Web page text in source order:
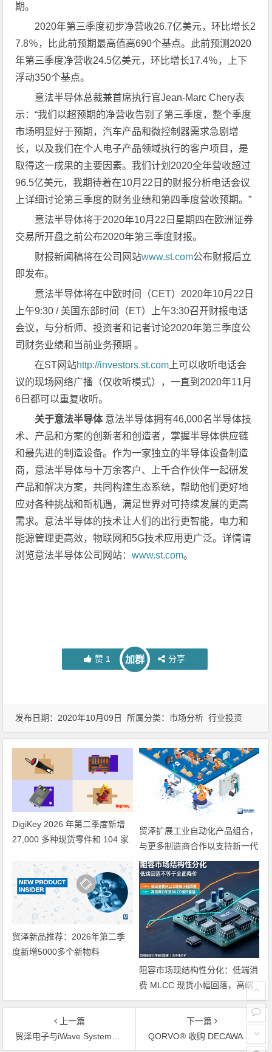
期。
2020年第三季度初步净营收26.7亿美元，环比增长2
7.8％，比此前预期最高值高690个基点。此前预测2020
年第三季度净营收24.5亿美元，环比增长17.4％，上下
浮动350个基点。
意法半导体总裁兼首席执行官Jean-Marc Chery表
示：“我们以超预期的净营收告别了第三季度，整个季度
市场明显好于预期，汽车产品和微控制器需求急剧增
长，以及我们在个人电子产品领域执行的客户项目，是
取得这一成果的主要因素。我们计划2020全年营收超过
96.5亿美元，我期待着在10月22日的财报分析电话会议
上详细讨论第三季度的财务业绩和第四季度营收预期。”
意法半导体将于2020年10月22日星期四在欧洲证券
交易所开盘之前公布2020年第三季度财报。
财报新闻稿将在公司网站www.st.com公布财报后立
即发布。
意法半导体将在中欧时间（CET）2020年10月22日
上午9:30 / 美国东部时间（ET）上午3:30召开财报电话
会议，与分析师、投资者和记者讨论2020年第三季度公
司财务业绩和当前业务预期 。
在ST网站http://investors.st.com 上可以收听电话会
议的现场网络广播（仅收听模式），一直到2020年11月
6日都可以重复收听。
关于意法半导体意法半导体拥有46,000名半导体技
术、产品和方案的创新者和创造者，掌握半导体供应链
和最先进的制造设备。作为一家独立的半导体设备制造
商，意法半导体与十万余客户、上千合作伙伴一起研发
产品和解决方案，共同构建生态系统，帮助他们更好地
应对各种挑战和新机遇，满足世界对可持续发展的更高
需求。意法半导体的技术让人们的出行更智能，电力和
能源管理更高效，物联网和5G技术应用更广泛。详情请
浏览意法半导体公司网站：www.st.com。
赞 1 加群 分享
发布日期：2020年10月09日 所属分类：市场分析 行业投资
DigiKey 2026 年第二季度新增
27,000 多种现货零件和 104 家
贸泽扩展工业自动化产品组合，
与更多制造商合作以支持新一代
系统
贸泽新品推荐：2026年第二季
度新增5000多个新物料
阻容市场现结构性分化：低端消
费 MLCC 现货小幅回落，高端
算力、车规品类涨价态势坚挺
上一篇
贸泽电子与iWave Systems签订分销协议 在全球范围内分销iWave系统级模块
下一篇
QORVO® 收购 DECAWAVE 荣获《爱尔兰时报》“年度最佳交易奖”